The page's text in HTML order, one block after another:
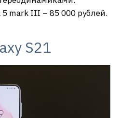
5 mark III – 85 000 рублей.
S21